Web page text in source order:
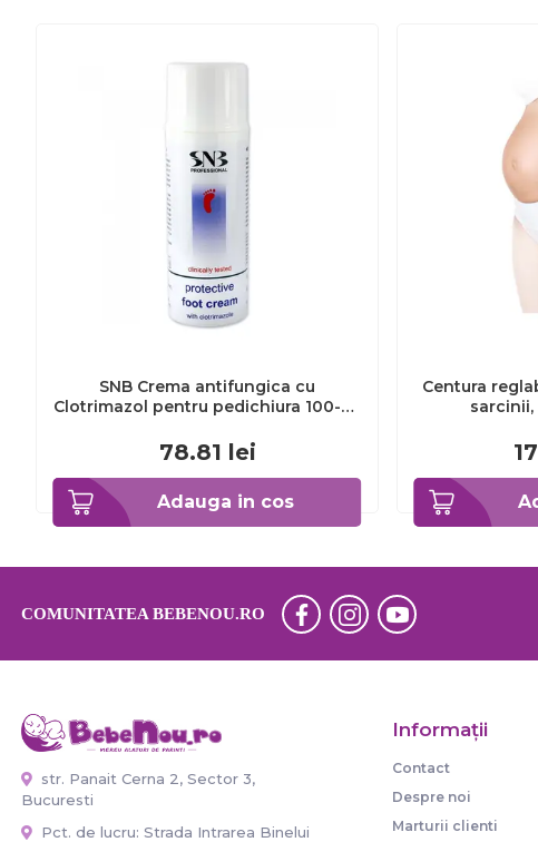
Adauga in cos
SNB Crema antifungica cu
Clotrimazol pentru pedichiura 100-ml
78.81 lei
Centura
sarcinii,
COMUNITATEA BEBENOU.RO
str. Panait Cerna 2, Sector 3,
Bucuresti
Pct. de lucru: Strada Intrarea Binelui
Informaţii
Contact
Despre noi
Marturii clienti